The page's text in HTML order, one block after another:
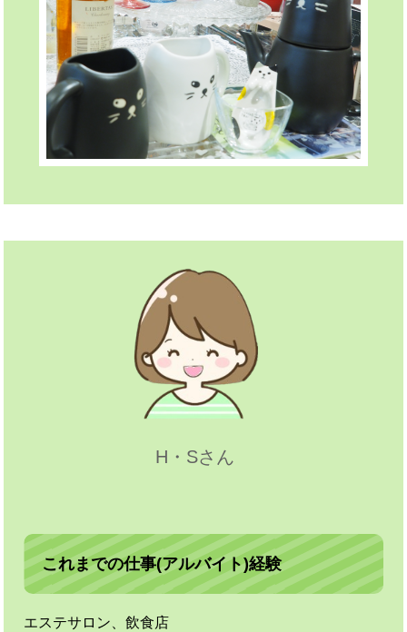
H・Sさん
これまでの仕事(アルバイト)経験
エステサロン、飲食店